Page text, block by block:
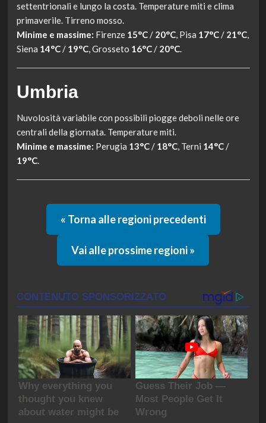
settentrionali e lungo la costa. Temperature miti e clima
primaverile. Tirreno mosso.
Minime e massime: Firenze 15°C/ 20°C, Pisa 17°C/ 21°C,
Siena 14°C/ 19°C, Grosseto 16°C/ 20°C.
Umbria
Nuvolosità variabile con possibili piogge deboli nelle ore
centrali della giornata. Temperature miti.
Minime e massime: Perugia 13°C/ 18°C, Terni 14°C/
19°C.
« Torna alle regioni precedenti
Vai alle prossime regioni »